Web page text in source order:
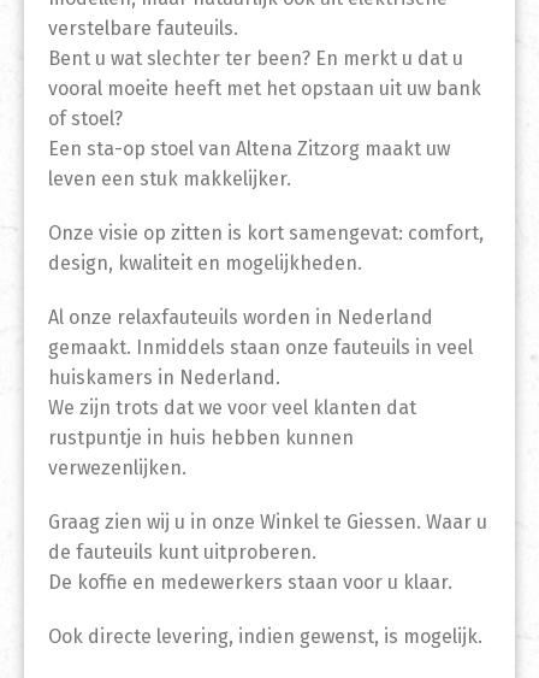
verstelbare fauteuils.
Bent u wat slechter ter been? En merkt u dat u
vooral moeite heeft met het opstaan uit uw bank
of stoel?
Een sta-op stoel van Altena Zitzorg maakt uw
leven een stuk makkelijker.
Onze visie op zitten is kort samengevat: comfort,
design, kwaliteit en mogelijkheden.
Al onze relaxfauteuils worden in Nederland
gemaakt. Inmiddels staan onze fauteuils in veel
huiskamers in Nederland.
We zijn trots dat we voor veel klanten dat
rustpuntje in huis hebben kunnen
verwezenlijken.
Graag zien wij u in onze Winkel te Giessen. Waar u
de fauteuils kunt uitproberen.
De koffie en medewerkers staan voor u klaar.
Ook directe levering, indien gewenst, is mogelijk.